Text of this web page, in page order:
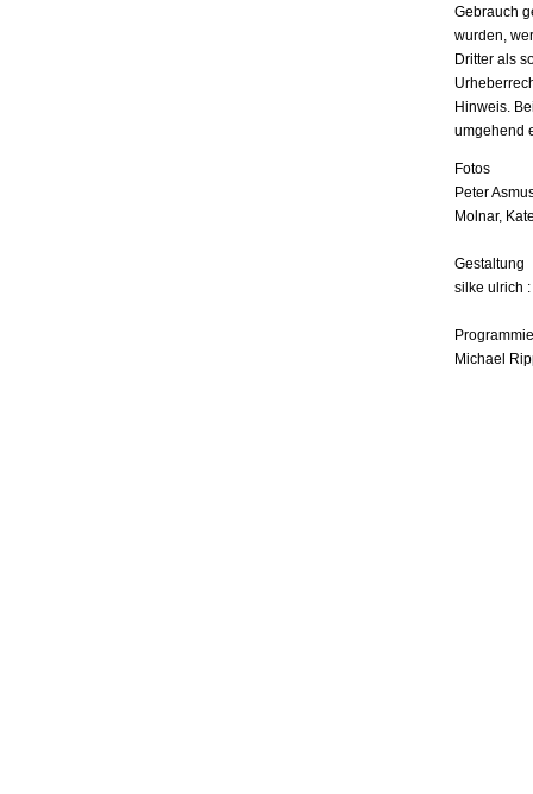
Gebrauch
wurden,
Dritter als
Hinweis.
umgehend
Fotos
Peter
Molnar,
Gestaltung
silke ulrich
Michael